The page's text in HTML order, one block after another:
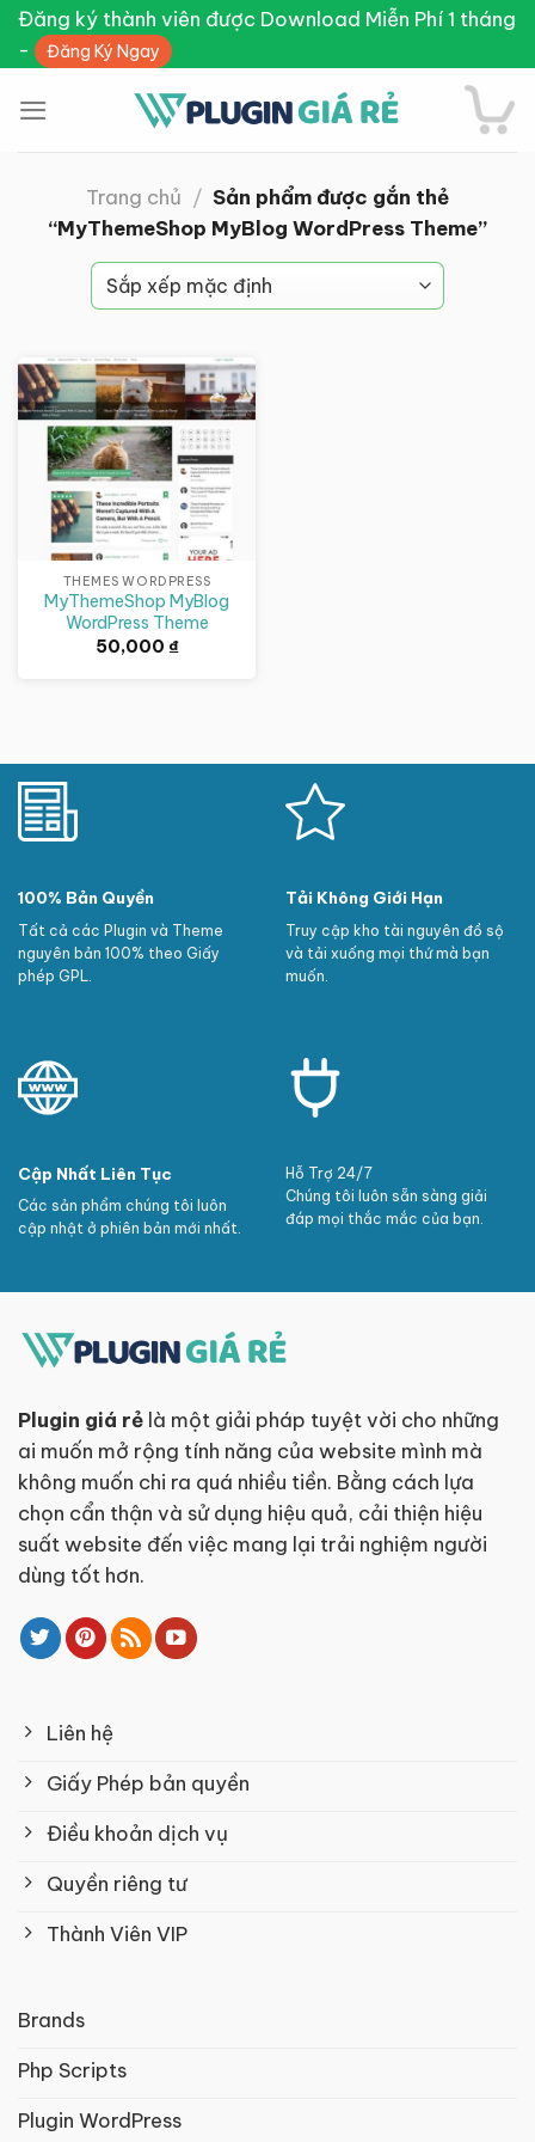
Skip
content
Đăng ký thành viên được Download Miễn Phí 1 tháng
-
Đăng Ký Ngay
Trang chủ / Sản phẩm được gắn thẻ
“MyThemeShop MyBlog WordPress Theme”
THEMES WORDPRESS
MyThemeShop MyBlog
WordPress Theme
50,000 ₫
100% Bản Quyền
Tất cả các Plugin và Theme
nguyên bản 100% theo Giấy
phép GPL.
Tải Không Giới Hạn
Truy cập kho tài nguyên đồ sộ
và tải xuống mọi thứ mà bạn
muốn.
Cập Nhất Liên Tục
Các sản phẩm chúng tôi luôn
cập nhật ở phiên bản mới nhất.
Hỗ Trợ 24/7
Chúng tôi luôn sẵn sàng giải
đáp mọi thắc mắc của bạn.
Plugin giá rẻ là một giải pháp tuyệt vời cho những
ai muốn mở rộng tính năng của website mình mà
không muốn chi ra quá nhiều tiền. Bằng cách lựa
chọn cẩn thận và sử dụng hiệu quả, cải thiện hiệu
suất website đến việc mang lại trải nghiệm người
dùng tốt hơn.
Liên hệ
Giấy Phép bản quyền
Điều khoản dịch vụ
Quyền riêng tư
Thành Viên VIP
Brands
Php Scripts
Plugin WordPress